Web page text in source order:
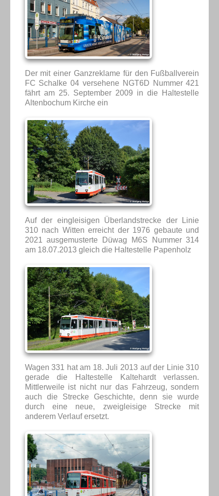
Der mit einer Ganzreklame für den Fußballverein
FC Schalke 04 versehene NGT6D Nummer 421
fährt am 25. September 2009 in die Haltestelle
Altenbochum Kirche ein
Auf der eingleisigen Überlandstrecke der Linie
310 nach Witten erreicht der 1976 gebaute und
2021 ausgemusterte Düwag M6S Nummer 314
am 18.07.2013 gleich die Haltestelle Papenholz
Wagen 331 hat am 18. Juli 2013 auf der Linie 310
gerade die Haltestelle Kaltehardt verlassen.
Mittlerweile ist nicht nur das Fahrzeug, sondern
auch die Strecke Geschichte, denn sie wurde
durch eine neue, zweigleisige Strecke mit
anderem Verlauf ersetzt.